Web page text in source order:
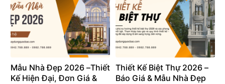
Mẫu Nhà Đẹp 2026 –Thiết
Kế Hiện Đại, Đơn Giá &
Thiết Kế Biệt Thự 2026 –
Báo Giá & Mẫu Nhà Đẹp